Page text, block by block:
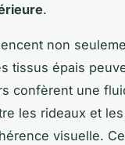
.
non
tissus épais
confèrent une
les rideaux et
visuelle.